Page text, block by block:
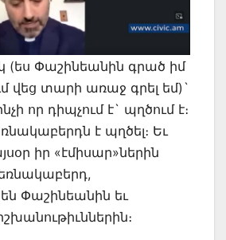
(ես Փաշինեանին գրած իմ
վեց տարի առաջ գրել եմ)`
որ դիպչում է` պղծում է։
է պղծել։ Եւ
իր «էմիսար»ներին
Փաշինեանին եւ